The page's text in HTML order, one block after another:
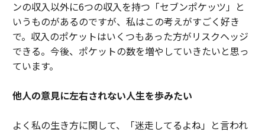
ンの収入以外に6つの収入を持つ「セブンポケッツ」と
いうものがあるのですが、私はこの考えがすごく好き
で。収入のポケットはいくつもあった方がリスクヘッジ
できる。今後、ポケットの数を増やしていきたいと思っ
ています。
他人の意見に左右されない人生を歩みたい
よく私の生き方に関して、「迷走してるよね」と言われ